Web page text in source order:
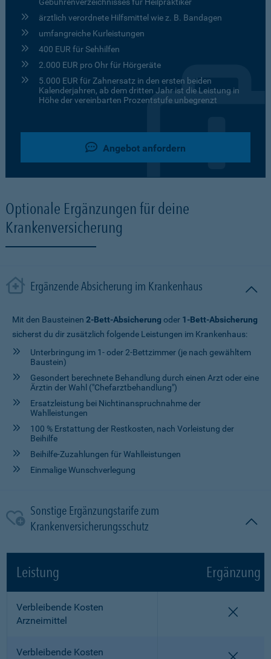
ärztlich verordnete Hilfsmittel wie z. B. Bandagen
umfangreiche Kurleistungen
400 EUR für Sehhilfen
2.000 EUR pro Ohr für Hörgeräte
5.000 EUR für Zahnersatz in den ersten beiden
Kalenderjahren, ab dem dritten Jahr ist die Leistung in
Höhe der vereinbarten Prozentstufe unbegrenzt
Angebot anfordern
Optionale Ergänzungen für deine
Krankenversicherung
Ergänzende Absicherung im Krankenhaus
Mit den Bausteinen 2-Bett-Absicherung oder 1-Bett-Absicherung
sicherst du dir zusätzlich folgende Leistungen im Krankenhaus:
Unterbringung im 1- oder 2-Bettzimmer (je nach gewähltem
Baustein)
Gesondert berechnete Behandlung durch einen Arzt oder eine
Ärztin der Wahl ("Chefarztbehandlung")
Ersatzleistung bei Nichtinanspruchnahme der
Wahlleistungen
100 % Erstattung der Restkosten, nach Vorleistung der
Beihilfe
Beihilfe-Zuzahlungen für Wahlleistungen
Einmalige Wunschverlegung
Sonstige Ergänzungstarife zum
Krankenversicherungsschutz
Leistung Ergänzung
Verbleibende Kosten
Arzneimittel
Verbleibende Kosten